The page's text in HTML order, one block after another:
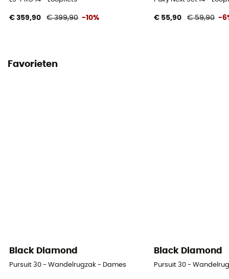
€ 359,90 € 399,90 -10% € 55,90 € 59,90 -
Favorieten
Black Diamond
Pursuit 30 - Wandelrugzak - Dames
Black Diamond
Pursuit 30 -